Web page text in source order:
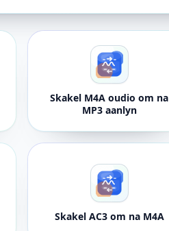
Skakel M4A oudio om na
MP3 aanlyn
Skakel AC3 om na M4A